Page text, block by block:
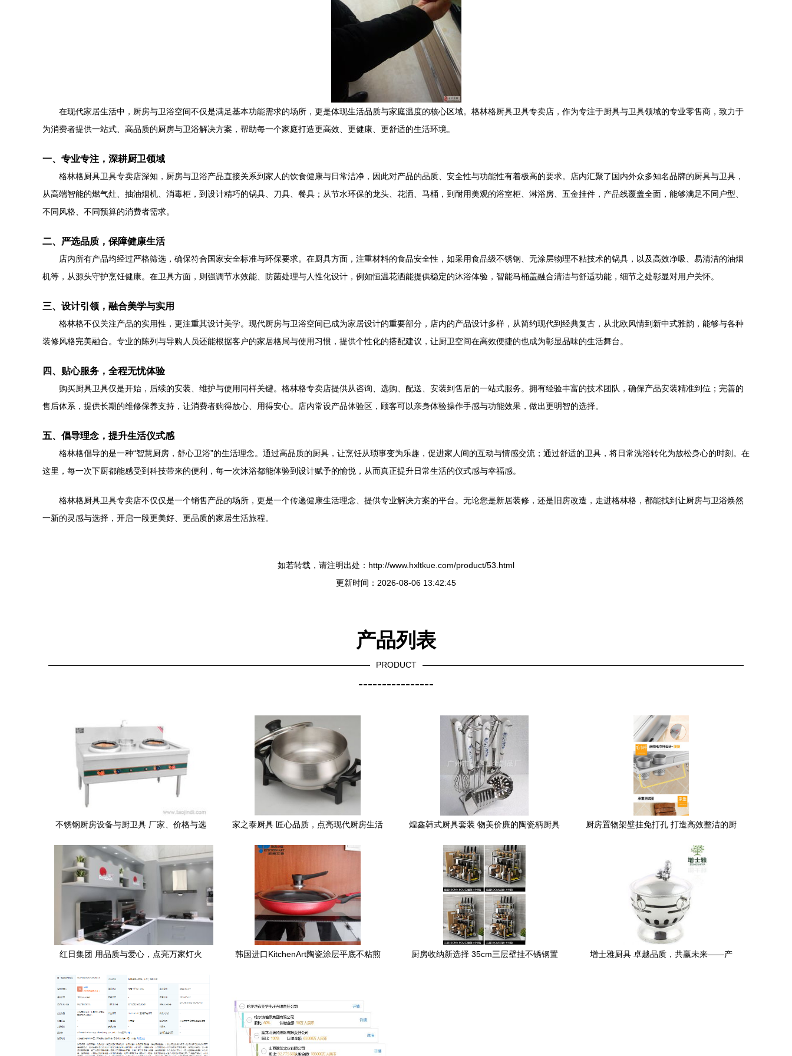
在现代家居生活中，厨房与卫浴空间不仅是满足基本功能需求的场所，更是体现生活品质与家庭温度的核心区域。格林格厨具卫具专卖店，作为专注于厨具与卫具领域的专业零售商，致力于
为消费者提供一站式、高品质的厨房与卫浴解决方案，帮助每一个家庭打造更高效、更健康、更舒适的生活环境。
一、专业专注，深耕厨卫领域
格林格厨具卫具专卖店深知，厨房与卫浴产品直接关系到家人的饮食健康与日常洁净，因此对产品的品质、安全性与功能性有着极高的要求。店内汇聚了国内外众多知名品牌的厨具与卫具，
从高端智能的燃气灶、抽油烟机、消毒柜，到设计精巧的锅具、刀具、餐具；从节水环保的龙头、花洒、马桶，到耐用美观的浴室柜、淋浴房、五金挂件，产品线覆盖全面，能够满足不同户型、
不同风格、不同预算的消费者需求。
二、严选品质，保障健康生活
店内所有产品均经过严格筛选，确保符合国家安全标准与环保要求。在厨具方面，注重材料的食品安全性，如采用食品级不锈钢、无涂层物理不粘技术的锅具，以及高效净吸、易清洁的油烟
机等，从源头守护烹饪健康。在卫具方面，则强调节水效能、防菌处理与人性化设计，例如恒温花洒能提供稳定的沐浴体验，智能马桶盖融合清洁与舒适功能，细节之处彰显对用户关怀。
三、设计引领，融合美学与实用
格林格不仅关注产品的实用性，更注重其设计美学。现代厨房与卫浴空间已成为家居设计的重要部分，店内的产品设计多样，从简约现代到经典复古，从北欧风情到新中式雅韵，能够与各种
装修风格完美融合。专业的陈列与导购人员还能根据客户的家居格局与使用习惯，提供个性化的搭配建议，让厨卫空间在高效便捷的也成为彰显品味的生活舞台。
四、贴心服务，全程无忧体验
购买厨具卫具仅是开始，后续的安装、维护与使用同样关键。格林格专卖店提供从咨询、选购、配送、安装到售后的一站式服务。拥有经验丰富的技术团队，确保产品安装精准到位；完善的
售后体系，提供长期的维修保养支持，让消费者购得放心、用得安心。店内常设产品体验区，顾客可以亲身体验操作手感与功能效果，做出更明智的选择。
五、倡导理念，提升生活仪式感
格林格倡导的是一种“智慧厨房，舒心卫浴”的生活理念。通过高品质的厨具，让烹饪从琐事变为乐趣，促进家人间的互动与情感交流；通过舒适的卫具，将日常洗浴转化为放松身心的时刻。在
这里，每一次下厨都能感受到科技带来的便利，每一次沐浴都能体验到设计赋予的愉悦，从而真正提升日常生活的仪式感与幸福感。
格林格厨具卫具专卖店不仅仅是一个销售产品的场所，更是一个传递健康生活理念、提供专业解决方案的平台。无论您是新居装修，还是旧房改造，走进格林格，都能找到让厨房与卫浴焕然
一新的灵感与选择，开启一段更美好、更品质的家居生活旅程。
如若转载，请注明出处：http://www.hxltkue.com/product/53.html
更新时间：2026-08-06 13:42:45
产品列表
PRODUCT
----------------
不锈钢厨房设备与厨卫具 厂家、价格与选
家之泰厨具 匠心品质，点亮现代厨房生活
煌鑫韩式厨具套装 物美价廉的陶瓷柄厨具
厨房置物架壁挂免打孔 打造高效整洁的厨
红日集团 用品质与爱心，点亮万家灯火
韩国进口KitchenArt陶瓷涂层平底不粘煎
厨房收纳新选择 35cm三层壁挂不锈钢置
增士雅厨具 卓越品质，共赢未来——产